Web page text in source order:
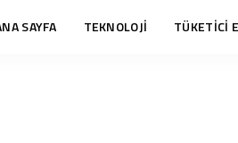
SAYFA TEKNOLOJİ TÜKETİCİ